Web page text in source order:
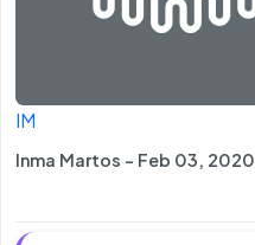
IM
Inma Martos - Feb 03, 2020